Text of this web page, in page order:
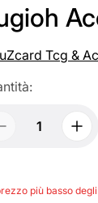
Tcg &
più basso